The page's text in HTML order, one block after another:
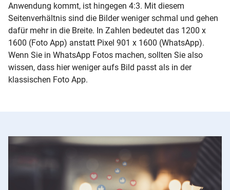
Anwendung kommt, ist hingegen 4:3. Mit diesem
Seitenverhältnis sind die Bilder weniger schmal und gehen
dafür mehr in die Breite. In Zahlen bedeutet das 1200 x
1600 (Foto App) anstatt Pixel 901 x 1600 (WhatsApp).
Wenn Sie in WhatsApp Fotos machen, sollten Sie also
wissen, dass hier weniger aufs Bild passt als in der
klassischen Foto App.